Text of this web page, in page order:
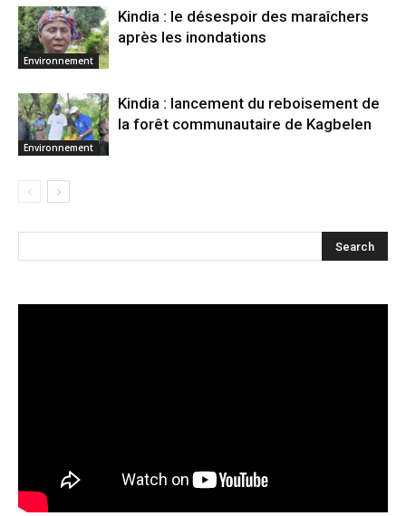
Environnement
Kindia : le désespoir des maraîchers
après les inondations
Environnement
Kindia : lancement du reboisement de
la forêt communautaire de Kagbelen